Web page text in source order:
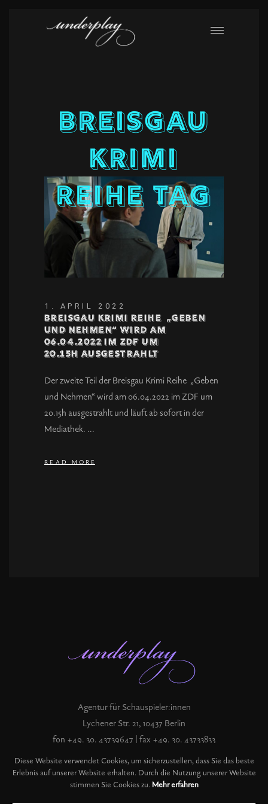
Breisgau
Krimi
Reihe Tag
1. APRIL 2022
Breisgau Krimi Reihe „Geben
und Nehmen“ wird am
06.04.2022 im ZDF um
20.15h ausgestrahlt
Der zweite Teil der Breisgau Krimi Reihe „Geben
und Nehmen“ wird am 06.04.2022 im ZDF um
20.15h ausgestrahlt und läuft ab sofort in der
Mediathek.
READ MORE
Diese Website verwendet Cookies, um sicherzustellen, dass Sie das beste
Erlebnis auf unserer Website erhalten. Durch die Nutzung unserer Website
stimmen Sie Cookies zu. Mehr erfahren
Agentur für Schauspieler:innen
Lychener Str. 21, 10437 Berlin
fon +49. 30. 43739647 | fax +49. 30. 43733833
record@underplay.de